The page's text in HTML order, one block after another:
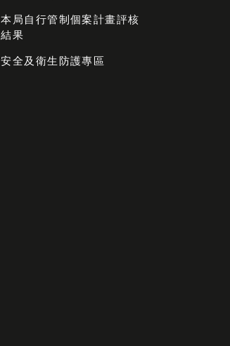
本局自行管制個案計畫評核
結果
安全及衛生防護專區